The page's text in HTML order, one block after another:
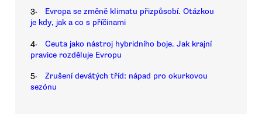
3.
Evropa se změně klimatu přizpůsobí. Otázkou
je kdy, jak a co s příčinami
4.
Ceuta jako nástroj hybridního boje. Jak krajní
pravice rozděluje Evropu
5.
Zrušení devátých tříd: nápad pro okurkovou
sezónu